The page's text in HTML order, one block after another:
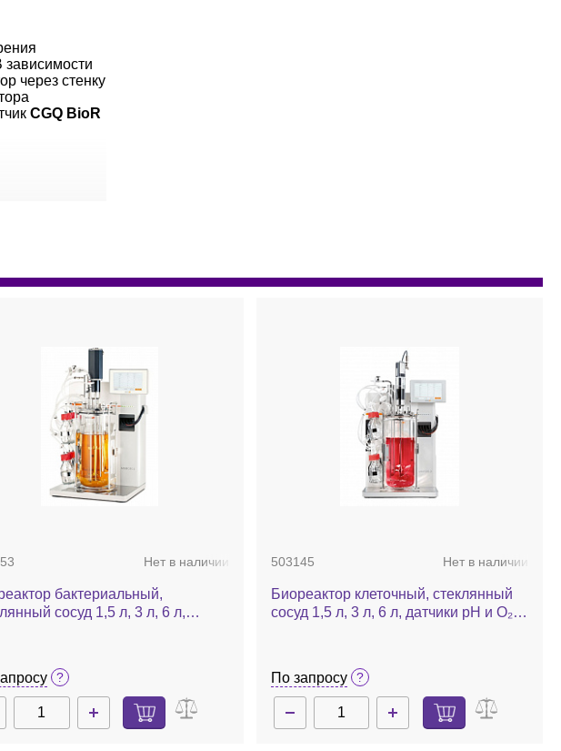
зависимости
через стенку
CGQ BioR
Нет в наличии
бактериальный,
сосуд 1,5 л, 3 л, 6 л,
комплект, Minifors 2
503145 Нет в наличии
Биореактор клеточный, стеклянный
сосуд 1,5 л, 3 л, 6 л, датчики рН и О₂,
По запросу